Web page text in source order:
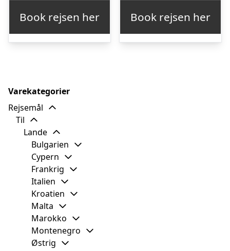
Book rejsen her
var:
kr. 4.368,89.
Book rejsen her
Varekategorier
Rejsemål
Til
Lande
Bulgarien
Cypern
Frankrig
Italien
Kroatien
Malta
Marokko
Montenegro
Østrig